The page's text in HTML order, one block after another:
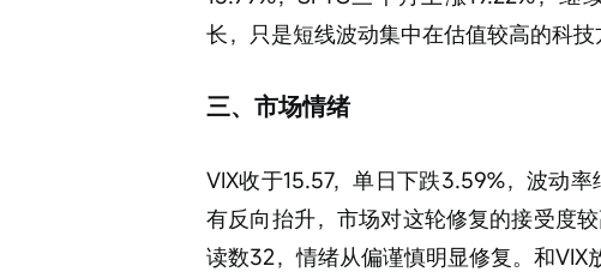
长，只是短线波动集中在估值较高的科技
三、市场情绪
VIX收于15.57，单日下跌3.59%，波动
有反向抬升，市场对这轮修复的接受度
读数32，情绪从偏谨慎明显修复。和